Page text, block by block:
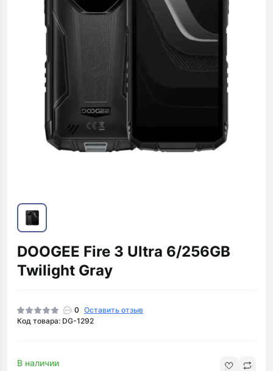
DOOGEE Fire 3 Ultra 6/256GB
Twilight Gray
0 Оставить отзыв
Код товара: DG-1292
В наличии